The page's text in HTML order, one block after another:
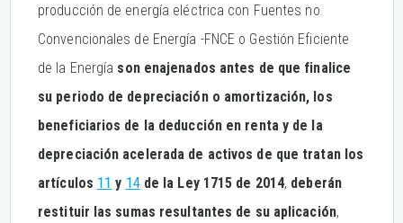
producción de energía eléctrica con Fuentes no
Convencionales de Energía -FNCE o Gestión Eficiente
de la Energía son enajenados antes de que finalice
su periodo de depreciación o amortización, los
beneficiarios de la deducción en renta y de la
depreciación acelerada de activos de que tratan los
artículos 11 y 14de la Ley 1715 de 2014, deberán
restituir las sumas resultantes de su aplicación,